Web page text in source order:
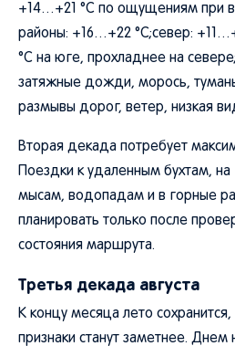
+14…+21 °C по ощущениям при
районы: +16…+22 °C;север:
°C на юге, прохладнее на
затяжные дожди, морось,
размывы дорог, ветер, низкая
Вторая декада потребует
Поездки к удаленным бухтам, на
мысам, водопадам и в горные
планировать только после
состояния маршрута.
Третья декада августа
К концу месяца лето
признаки станут заметнее.